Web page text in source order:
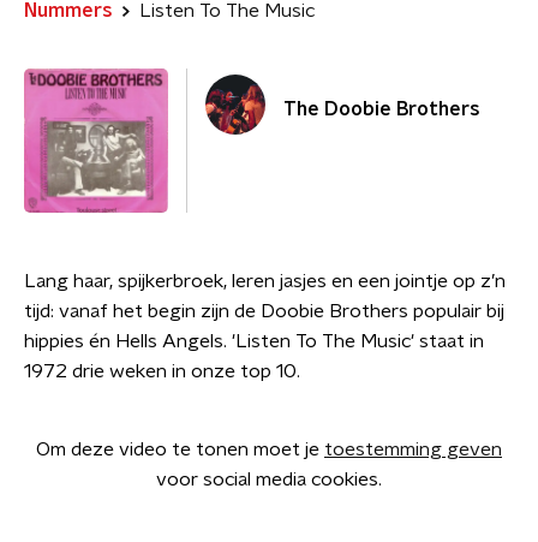
Nummers Listen To The Music
The Doobie Brothers
Lang haar, spijkerbroek, leren jasjes en een jointje op z’n
tijd: vanaf het begin zijn de Doobie Brothers populair bij
hippies én Hells Angels. 'Listen To The Music' staat in
1972 drie weken in onze top 10.
Om deze video te tonen moet je toestemming geven
voor social media cookies.